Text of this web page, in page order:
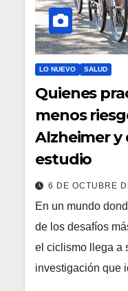
LO NUEVO SALUD
Quienes
menos
Alzheimer y
estudio
6 DE OCTUBRE
En un mundo
de los desafíos
el ciclismo llega a
investigación que